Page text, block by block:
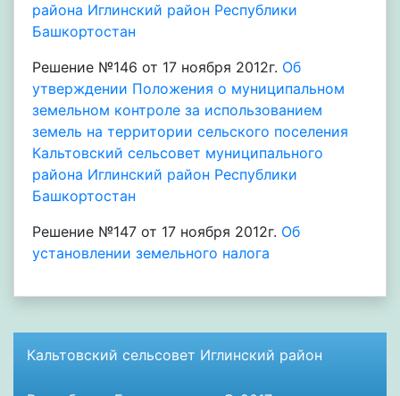
района Иглинский район Республики
Башкортостан
Решение №146 от 17 ноября 2012г. Об
утверждении Положения о муниципальном
земельном контроле за использованием
земель на территории сельского поселения
Кальтовский сельсовет муниципального
района Иглинский район Республики
Башкортостан
Решение №147 от 17 ноября 2012г. Об
установлении земельного налога
Кальтовский сельсовет Иглинский район